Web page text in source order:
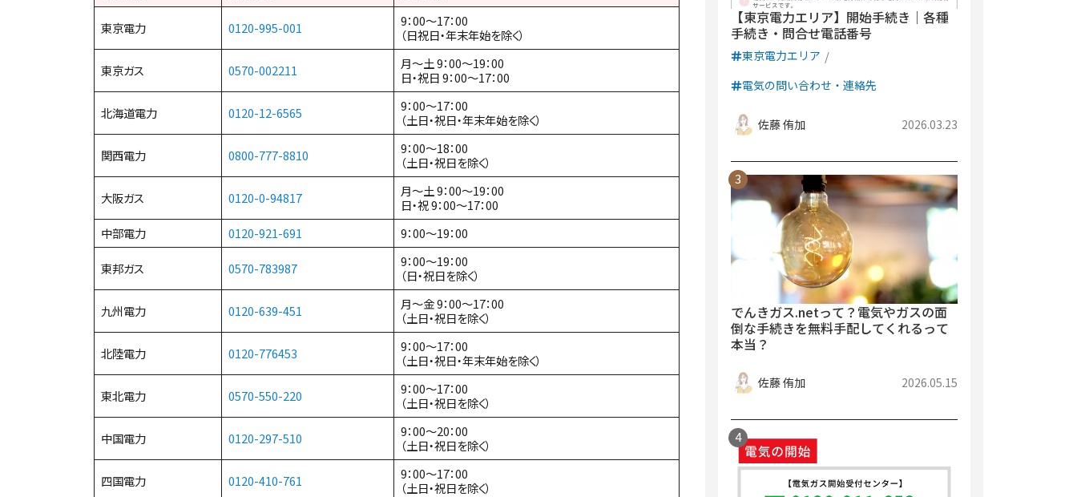
東京電力 0120-995-001
9：00～17：00
（日祝日・年末年始を除く）
東京ガス 0570-002211
月～土 9：00～19：00
日・祝日 9：00～17：00
北海道電力 0120-12-6565
9：00～17：00
（土日・祝日・年末年始を除く）
関西電力 0800-777-8810
9：00～18：00
（土日・祝日を除く）
大阪ガス 0120-0-94817
月～土 9：00～19：00
日・祝 9：00～17：00
中部電力
0120-921-691 9：00～19：00
東邦ガス 0570-783987
9：00～19：00
（日・祝日を除く）
九州電力 0120-639-451
月〜金 9：00～17：00
（土日・祝日を除く）
北陸電力 0120-776453
9：00～17：00
（土日・祝日・年末年始を除く）
東北電力 0570-550-220
9：00～17：00
（土日・祝日を除く）
中国電力 0120-297-510
9：00～20：00
（土日・祝日を除く）
四国電力 0120-410-761
9：00～17：00
（土日・祝日を除く）
【東京電力エリア】開始手続き｜各種
手続き・問合せ電話番号
東京電力エリア
電気の問い合わせ・連絡先
佐藤 侑加 2026.03.23
でんきガス.netって？電気やガスの面
倒な手続きを無料手配してくれるって
本当？
佐藤 侑加 2026.05.15